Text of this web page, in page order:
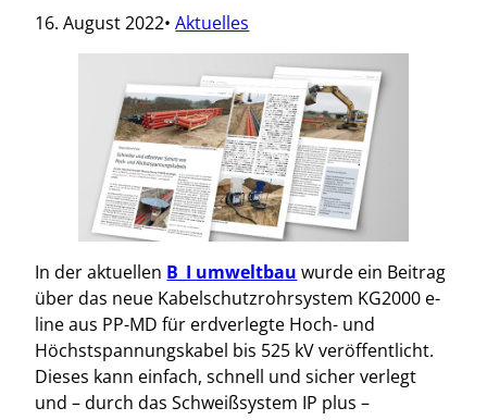
16. August 2022•Aktuelles
In der aktuellen B_I umweltbau wurde ein Beitrag
über das neue Kabelschutzrohrsystem KG2000 e-
line aus PP-MD für erdverlegte Hoch- und
Höchstspannungskabel bis 525 kV veröffentlicht.
Dieses kann einfach, schnell und sicher verlegt
und – durch das Schweißsystem IP plus –